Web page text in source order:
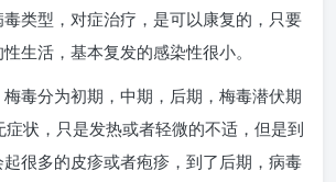
类型，对症治疗，是可以康复的，只要
生活，基本复发的感染性很小。
毒分为初期，中期，后期，梅毒潜伏期
状，只是发热或者轻微的不适，但是到
很多的皮疹或者疱疹，到了后期，病毒